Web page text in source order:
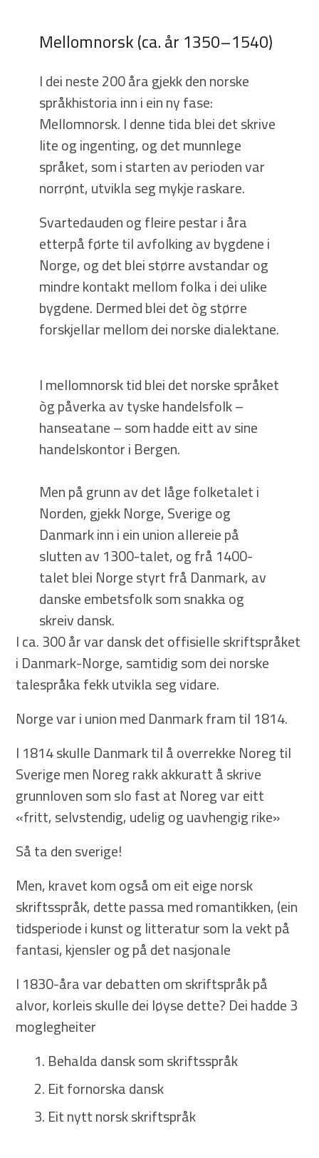
Mellomnorsk (ca. år 1350–1540)
I dei neste 200 åra gjekk den norske
språkhistoria inn i ein ny fase:
Mellomnorsk. I denne tida blei det skrive
lite og ingenting, og det munnlege
språket, som i starten av perioden var
norrønt, utvikla seg mykje raskare.
Svartedauden og fleire pestar i åra
etterpå førte til avfolking av bygdene i
Norge, og det blei større avstandar og
mindre kontakt mellom folka i dei ulike
bygdene. Dermed blei det òg større
forskjellar mellom dei norske dialektane.
I mellomnorsk tid blei det norske språket
òg påverka av tyske handelsfolk –
hanseatane – som hadde eitt av sine
handelskontor i Bergen.
Men på grunn av det låge folketalet i
Norden, gjekk Norge, Sverige og
Danmark inn i ein union allereie på
slutten av 1300-talet, og frå 1400-
talet blei Norge styrt frå Danmark, av
danske embetsfolk som snakka og
skreiv dansk.
I ca. 300 år var dansk det offisielle skriftspråket
i Danmark-Norge, samtidig som dei norske
talespråka fekk utvikla seg vidare.
Norge var i union med Danmark fram til 1814.
I 1814 skulle Danmark til å overrekke Noreg til
Sverige men Noreg rakk akkuratt å skrive
grunnloven som slo fast at Noreg var eitt
«fritt, selvstendig, udelig og uavhengig rike»
Så ta den sverige!
Men, kravet kom også om eit eige norsk
skriftsspråk, dette passa med romantikken, (ein
tidsperiode i kunst og litteratur som la vekt på
fantasi, kjensler og på det nasjonale
I 1830-åra var debatten om skriftspråk på
alvor, korleis skulle dei løyse dette? Dei hadde 3
moglegheiter
Behalda dansk som skriftsspråk
Eit fornorska dansk
Eit nytt norsk skriftspråk